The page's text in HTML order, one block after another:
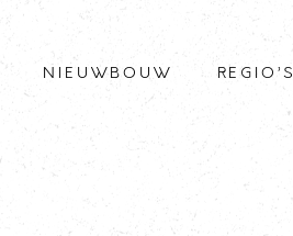
NIEUWBOUW REGIO’S